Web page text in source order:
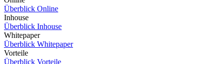
Überblick Online
Inhouse
Überblick Inhouse
Whitepaper
Überblick Whitepaper
Vorteile
Überblick Vorteile